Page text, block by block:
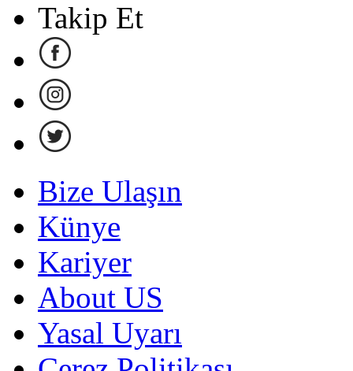
Takip Et
Bize Ulaşın
Künye
Kariyer
About US
Yasal Uyarı